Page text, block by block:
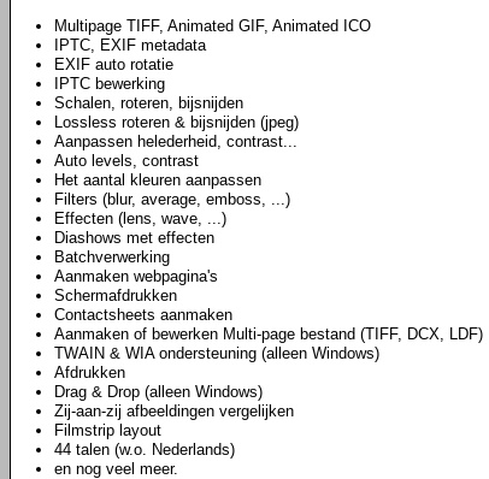
Multipage TIFF, Animated GIF, Animated ICO
IPTC, EXIF metadata
EXIF auto rotatie
IPTC bewerking
Schalen, roteren, bijsnijden
Lossless roteren & bijsnijden (jpeg)
Aanpassen helederheid, contrast...
Auto levels, contrast
Het aantal kleuren aanpassen
Filters (blur, average, emboss, ...)
Effecten (lens, wave, ...)
Diashows met effecten
Batchverwerking
Aanmaken webpagina's
Schermafdrukken
Contactsheets aanmaken
Aanmaken of bewerken Multi-page bestand (TIFF, DCX, LDF)
TWAIN & WIA ondersteuning (alleen Windows)
Afdrukken
Drag & Drop (alleen Windows)
Zij-aan-zij afbeeldingen vergelijken
Filmstrip layout
44 talen (w.o. Nederlands)
en nog veel meer.